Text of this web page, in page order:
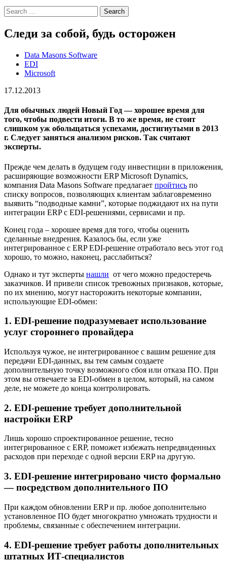
Следи за собой, будь осторожен
Data Masons Software
EDI
Microsoft
17.12.2013
Для обычных людей Новый Год — хорошее время для
того, чтобы подвести итоги. В то же время, не стоит
слишком уж обольщаться успехами, достигнутыми в 2013
г. Следует заняться анализом рисков. Так считают
эксперты.
Прежде чем делать в будущем году инвестиции в приложения,
расширяющие возможности ERP Microsoft Dynamics,
компания Data Masons Software предлагает пройтись по
списку вопросов, позволяющих клиентам заблаговременно
выявить “подводные камни”, которые поджидают их на пути
интеграции ERP c EDI-решениями, сервисами и пр.
Конец года – хорошее время для того, чтобы оценить
сделанные внедрения. Казалось бы, если уже
интегрированное с ERP EDI-решение отработало весь этот год
хорошо, то можно, наконец, расслабиться?
Однако и тут эксперты нашли от чего можно предостеречь
заказчиков. И привели список тревожных признаков, которые,
по их мнению, могут насторожить некоторые компании,
использующие EDI-обмен:
1. EDI-решение подразумевает использование
услуг стороннего провайдера
Используя чужое, не интегрированное с вашим решение для
передачи EDI-данных, вы тем самым создаете
дополнительную точку возможного сбоя или отказа ПО. При
этом вы отвечаете за EDI-обмен в целом, который, на самом
деле, не можете до конца контролировать.
2. EDI-решение требует дополнительной
настройки ERP
Лишь хорошо спроектированное решение, тесно
интегрированное с ERP, поможет избежать непредвиденных
расходов при переходе с одной версии ERP на другую.
3. EDI-решение интегрировано чисто формально
— посредством дополнительного ПО
При каждом обновлении ERP и пр. любое дополнительно
установленное ПО будет многократно умножать трудности и
проблемы, связанные с обеспечением интеграции.
4. EDI-решение требует работы дополнительных
штатных ИТ-специалистов